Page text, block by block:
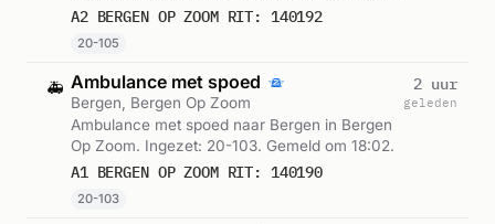
18:03.
A2 BERGEN OP ZOOM RIT: 140192
20-105
🚑 Ambulance met spoed
Bergen, Bergen Op Zoom
Ambulance met spoed naar Bergen in Bergen
Op Zoom. Ingezet: 20-103. Gemeld om 18:02.
A1 BERGEN OP ZOOM RIT: 140190
20-103
2 uur
geleden